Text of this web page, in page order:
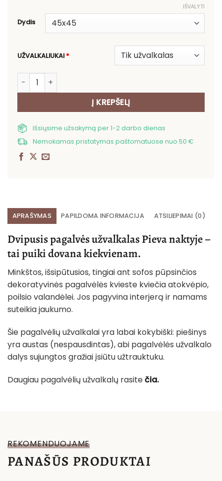
Dydis
IŠVALYTI
UŽVALKALIUKAI*
produkto kiekis: Dvipusis pagalvės užvalkalas Pieva
Į KREPŠELĮ
Išsiųsime užsakymą per 1-2 darbo dienas
Nemokamas pristatymas paštomatuose nuo 50 €
APRAŠYMAS PAPILDOMA INFORMACIJA ATSILIEPIMAI (0)
Dvipusis pagalvės užvalkalas Pieva naktyje –
tai puiki dovana kiekvienam.
Minkštos, išsipūtusios, tingiai ant sofos pūpsinčios
dekoratyvinės pagalvėlės kvieste kviečia atokvėpio,
poilsio valandėlei. Jos pagyvina interjerą ir namams
suteikia jaukumo.
Šie pagalvėlių užvalkalai yra labai kokybiški: piešinys
yra austas (nespausdintas), abi pagalvėlės užvalkalo
dalys sujungtos gražiai įsiūtu užtrauktuku.
Daugiau pagalvėlių užvalkalų rasitečia.
REKOMENDUOJAME
PANAŠŪS PRODUKTAI